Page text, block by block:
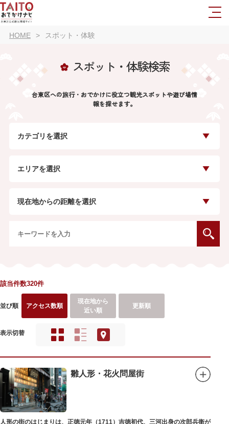
HOME スポット・体験
スポット・体験検索
台東区への旅行・おでかけに役立つ観光スポットや遊び場情
報を探せます。
カテゴリを選択
エリアを選択
現在地からの距離を選択
該当件数320件
並び順 アクセス数順
現在地から
近い順
更新順
表示切替
雛人形・花火問屋街
人形の街のはじまりは、正徳元年（1711）吉徳初代、三河出身の次郎兵衛が